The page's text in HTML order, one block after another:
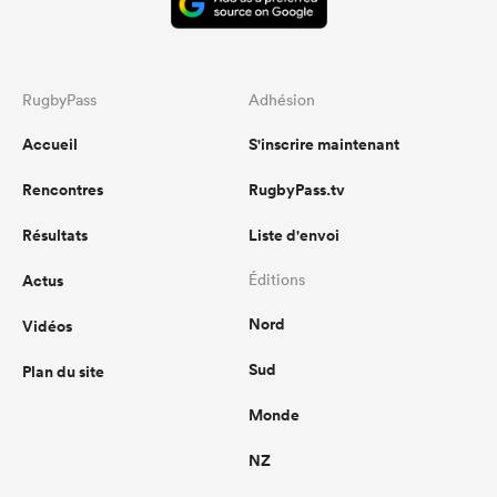
RugbyPass
Accueil
Rencontres
Résultats
Actus
Vidéos
Plan du site
Adhésion
S'inscrire maintenant
RugbyPass.tv
Liste d'envoi
Éditions
Nord
Sud
Monde
NZ